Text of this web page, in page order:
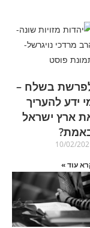
בשלח –
ידע להעריך
ארץ ישראל
10/02/
עוד »